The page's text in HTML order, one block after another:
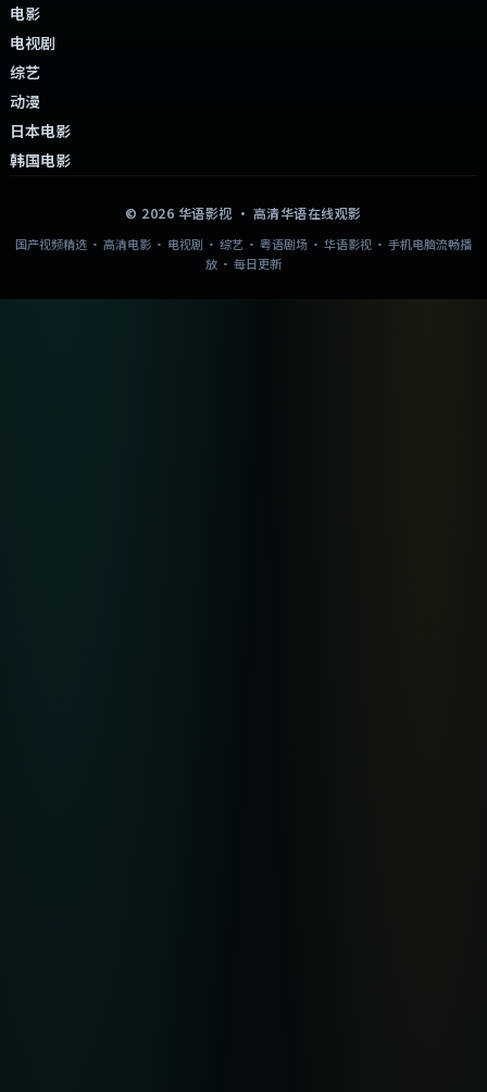
电影
电视剧
综艺
动漫
日本电影
韩国电影
© 2026 华语影视 · 高清华语在线观影
国产视频精选 · 高清电影 · 电视剧 · 综艺 · 粤语剧场 · 华语影视 · 手机电脑流畅播
放 · 每日更新